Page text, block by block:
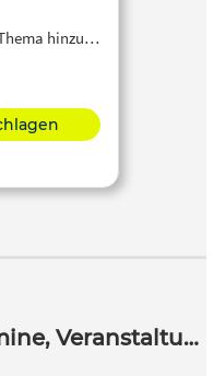
hinzu…
Bildungsangebote, Termine, Veranstaltungen